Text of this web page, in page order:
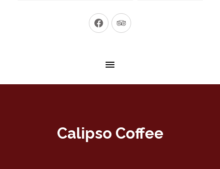
New
New
Calipso Coffee